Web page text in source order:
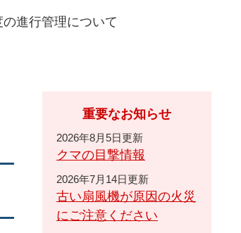
進行管理について
重要なお知らせ
2026年8月5日更新
クマの目撃情報
2026年7月14日更新
古い扇風機が原因の火災
にご注意ください